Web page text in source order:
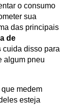
o consumo
sua
das principais
de
cuida disso para
algum pneu
medem
esteja